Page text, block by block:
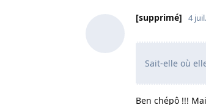
[supprimé] 4
Sait-elle où
Ben chépô !!!